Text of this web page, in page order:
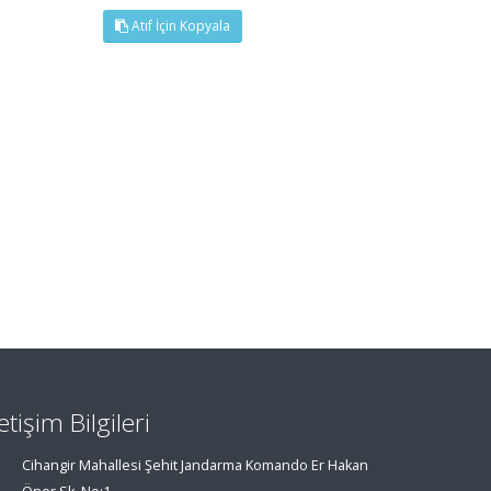
Atıf İçin Kopyala
Bilgileri
Cihangir Mahallesi Şehit Jandarma Komando Er Hakan